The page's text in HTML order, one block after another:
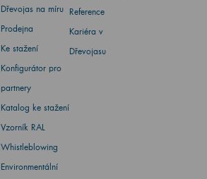
Dřevojas na míru
Prodejna
Ke stažení
Konfigurátor pro
partnery
Katalog ke stažení
Vzorník RAL
Whistleblowing
Environmentální
Reference
Kariéra v
Dřevojasu